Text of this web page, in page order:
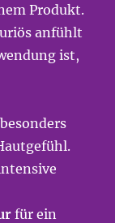
Produkt.
anfühlt
ist,
für ein